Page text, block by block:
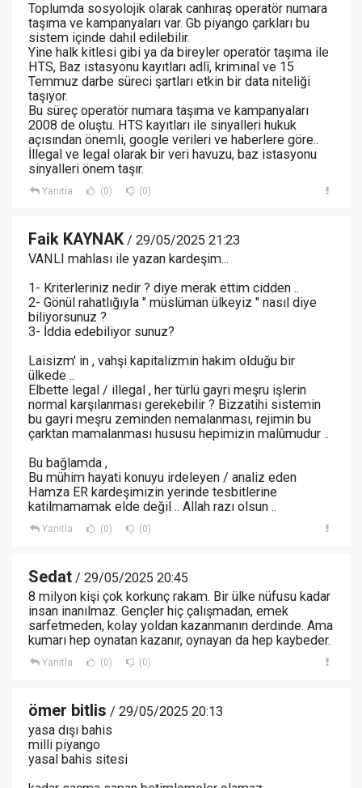
Toplumda sosyolojik olarak canhıraş operatör numara
taşıma ve kampanyaları var. Gb piyango çarkları bu
sistem içinde dahil edilebilir.
Yine halk kitlesi gibi ya da bireyler operatör taşıma ile
HTS, Baz istasyonu kayıtları adlî, kriminal ve 15
Temmuz darbe süreci şartları etkin bir data niteliği
taşıyor.
Bu süreç operatör numara taşıma ve kampanyaları
2008 de oluştu. HTS kayıtları ile sinyalleri hukuk
açısından önemli, google verileri ve haberlere göre..
İllegal ve legal olarak bir veri havuzu, baz istasyonu
sinyalleri önem taşır.
Yanıtla (0) (0)
Faik KAYNAK/ 29/05/2025 21:23
VANLI mahlası ile yazan kardeşim...
1- Kriterleriniz nedir ? diye merak ettim cidden ..
2- Gönül rahatlığıyla " müslüman ülkeyiz " nasıl diye
biliyorsunuz ?
3- İddia edebiliyor sunuz?
Laisizm' in , vahşi kapitalizmin hakim olduğu bir
ülkede ..
Elbette legal / illegal , her türlü gayri meşru işlerin
normal karşılanması gerekebilir ? Bizzatihi sistemin
bu gayri meşru zeminden nemalanması, rejimin bu
çarktan mamalanması hususu hepimizin malûmudur ..
Bu bağlamda ,
Bu mühim hayati konuyu irdeleyen / analiz eden
Hamza ER kardeşimizin yerinde tesbitlerine
katilmamamak elde değil .. Allah razı olsun ..
Yanıtla (0) (0)
Sedat / 29/05/2025 20:45
8 milyon kişi çok korkunç rakam. Bir ülke nüfusu kadar
insan inanılmaz. Gençler hiç çalışmadan, emek
sarfetmeden, kolay yoldan kazanmanın derdinde. Ama
kumarı hep oynatan kazanır, oynayan da hep kaybeder.
Yanıtla (0) (0)
ömer bitlis / 29/05/2025 20:13
yasa dışı bahis
milli piyango
yasal bahis sitesi